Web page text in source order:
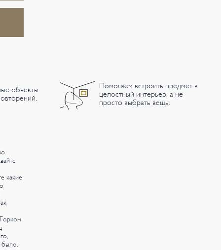
объекты
Помогаем встроить предмет в
целостный интерьер, а не
просто выбрать вещь.
какие
было.